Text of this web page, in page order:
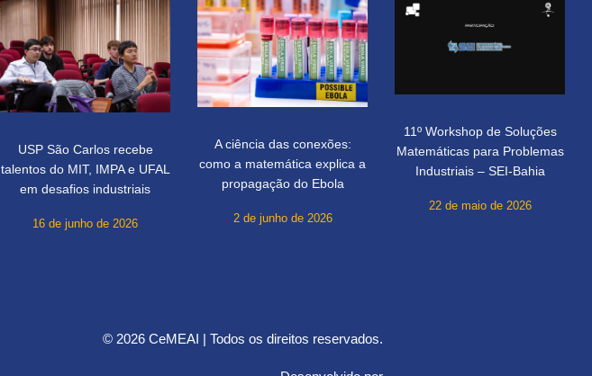
USP São Carlos recebe
talentos do MIT, IMPA e UFAL
em desafios industriais
16 de junho de 2026
A ciência das conexões:
como a matemática explica a
propagação do Ebola
2 de junho de 2026
11º Workshop de Soluções
Matemáticas para Problemas
Industriais – SEI-Bahia
22 de maio de 2026
© 2026 CeMEAI | Todos os direitos reservados.